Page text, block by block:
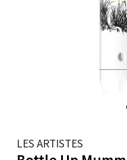
LES ARTISTES
Lillehammer -
Strandtorget, 2609
Åpent i dag 09-20